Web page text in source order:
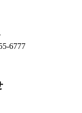
6777